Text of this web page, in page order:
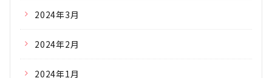
2024年3月
2024年2月
2024年1月